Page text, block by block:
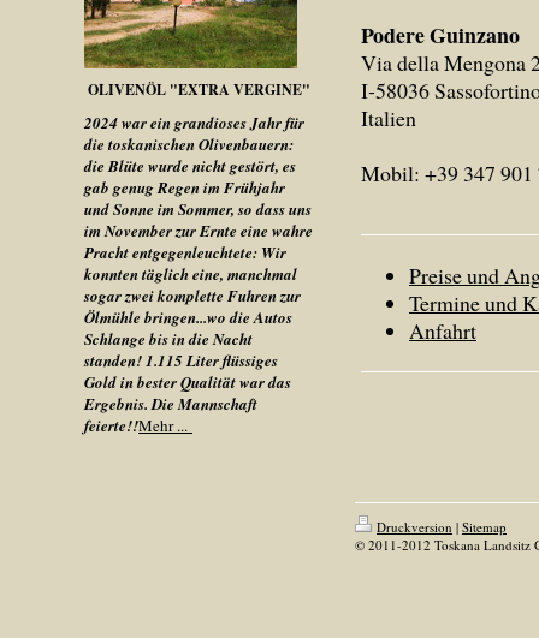
OLIVENÖL "EXTRA VERGINE"
2024 war ein grandioses Jahr für
die toskanischen Olivenbauern:
die Blüte wurde nicht gestört, es
gab genug Regen im Frühjahr
und Sonne im Sommer, so dass uns
im November zur Ernte eine wahre
Pracht entgegenleuchtete: Wir
konnten täglich eine, manchmal
sogar zwei komplette Fuhren zur
Ölmühle bringen...wo die Autos
Schlange bis in die Nacht
standen! 1.115 Liter flüssiges
Gold in bester Qualität war das
Ergebnis. Die Mannschaft
feierte!!Mehr ...
Podere Guinzano
Via della Mengona
I-58036
Italien
Mobil: +39 347 901
Preise und
Termine und
Anfahrt
Druckversion | Sitemap
© 2011-2012 Toskana Landsitz